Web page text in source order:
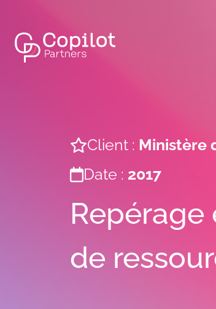
Client : Ministère
Date : 2017
Repérage
de